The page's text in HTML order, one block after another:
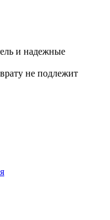
и надежные
не подлежит